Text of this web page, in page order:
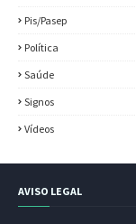
Pis/Pasep
Política
Saúde
Signos
Vídeos
AVISO LEGAL